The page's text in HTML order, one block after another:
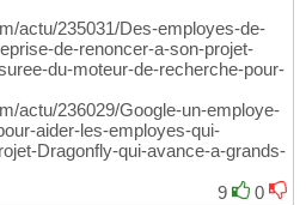
actu/235031/Des-employes-de-
de-renoncer-a-son-projet-
du-moteur-de-recherche-pour-
actu/236029/Google-un-employe-
aider-les-employes-qui-
Dragonfly-qui-avance-a-grands-
9
0